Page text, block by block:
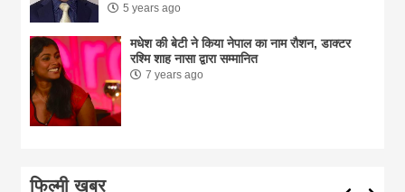
5 years ago
मधेश की बेटी ने किया नेपाल का नाम राैशन, डाक्टर
रश्मि शाह नासा द्वारा सम्मानित
7 years ago
फिल्मी खबर